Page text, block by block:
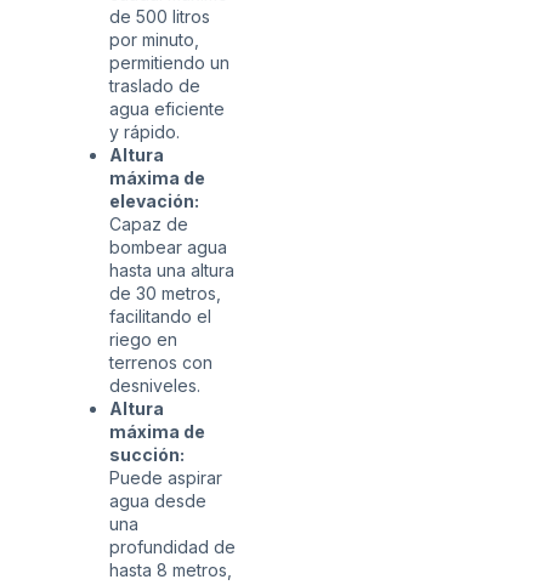
de 500 litros
por minuto,
permitiendo un
traslado de
agua eficiente
y rápido.
Altura
máxima de
elevación:
Capaz de
bombear agua
hasta una altura
de 30 metros,
facilitando el
riego en
terrenos con
desniveles.
Altura
máxima de
succión:
Puede aspirar
agua desde
una
profundidad de
hasta 8 metros,